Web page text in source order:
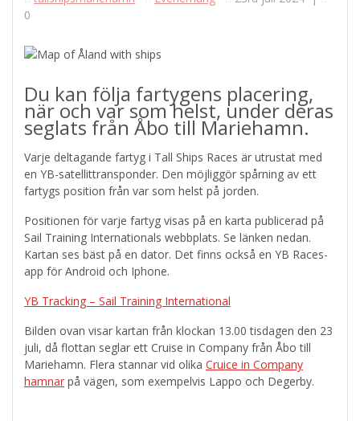
0
Du kan följa fartygens placering,
när och var som helst, under deras
seglats från Åbo till Mariehamn.
Varje deltagande fartyg i Tall Ships Races är utrustat med
en YB-satellittransponder. Den möjliggör spårning av ett
fartygs position från var som helst på jorden.
Positionen för varje fartyg visas på en karta publicerad på
Sail Training Internationals webbplats. Se länken nedan.
Kartan ses bäst på en dator. Det finns också en YB Races-
app för Android och Iphone.
YB Tracking – Sail Training International
Bilden ovan visar kartan från klockan 13.00 tisdagen den 23
juli, då flottan seglar ett Cruise in Company från Åbo till
Mariehamn. Flera stannar vid olika Cruice in Company
hamnar på vägen, som exempelvis Lappo och Degerby.